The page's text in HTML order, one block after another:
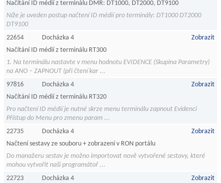
Načítání ID médií z terminálu DMR: DT1000, DT2000, DT9100
Níže je uveden postup načtení ID médií pro terminály: DT1000 DT2000
DT9100
22654
Docházka 4
Zobrazit
Načítání ID médií z terminálu RT300
1. Na terminálu nastavte v menu hodnotu EVIDENCE (Skupina Parametry)
na ANO – ZAPNOUT (při čtení kar ...
97816
Docházka 4
Zobrazit
Načítání ID médií z terminálu RT320
Pro načtení ID médií je nutné skrze menu terminálu zapnout Evidenci
Přístup do Menu pro zmenu param ...
22735
Docházka 4
Zobrazit
Načtení sestavy ze souboru + zobrazení v RON portálu
Do manažeru sestav je možno importovat nově vytvořené sestavy, které
mohou vytvořit naši programátoř ...
22723
Docházka 4
Zobrazit